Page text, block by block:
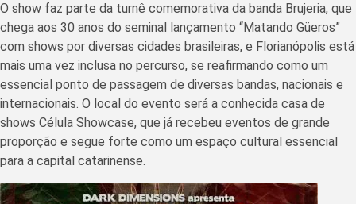
O show faz parte da turnê comemorativa da banda Brujeria, que
chega aos 30 anos do seminal lançamento “Matando Güeros”
com shows por diversas cidades brasileiras, e Florianópolis está
mais uma vez inclusa no percurso, se reafirmando como um
essencial ponto de passagem de diversas bandas, nacionais e
internacionais. O local do evento será a conhecida casa de
shows Célula Showcase, que já recebeu eventos de grande
proporção e segue forte como um espaço cultural essencial
para a capital catarinense.